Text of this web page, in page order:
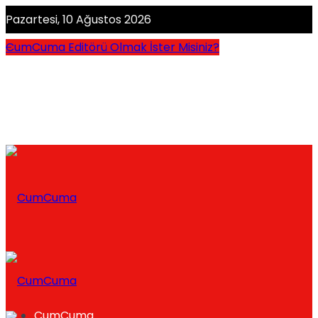
Pazartesi, 10 Ağustos 2026
CumCuma Editörü Olmak İster Misiniz?